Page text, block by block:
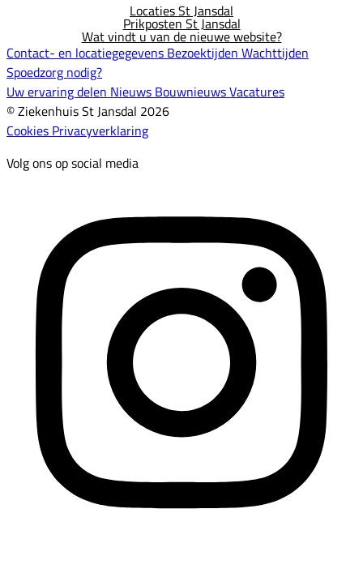
Locaties St Jansdal
Prikposten St Jansdal
Wat vindt u van de nieuwe website?
Contact- en locatiegegevens Bezoektijden Wachttijden
Spoedzorg nodig?
Uw ervaring delen Nieuws BouwnieuwsVacatures
© Ziekenhuis St Jansdal 2026
Cookies Privacyverklaring
Volg ons op social media